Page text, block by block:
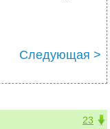
Следующая >
23